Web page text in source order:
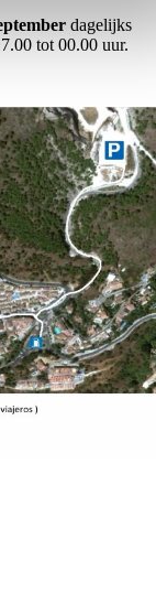
dagelijks
tot 00.00 uur.